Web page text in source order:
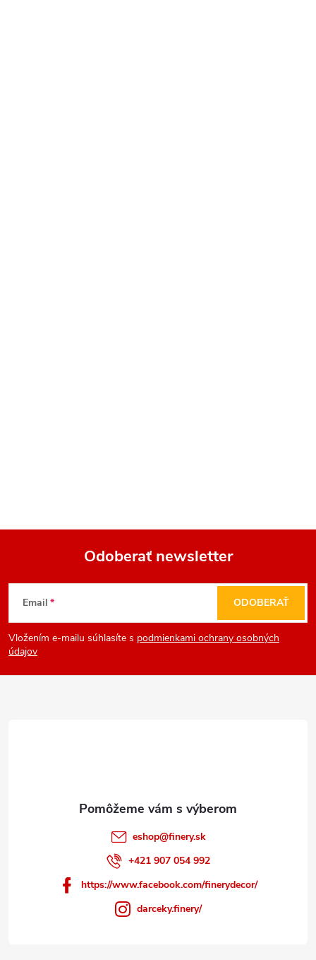
Z
á
p
Odoberať newsletter
Email
Vložením e-mailu súhlasíte s podmienkami ochrany osobných
údajov
ODOBERAŤ
eshop@finery.sk
+421 907 054 992
https://www.facebook.com/finerydecor/
darceky.finery/